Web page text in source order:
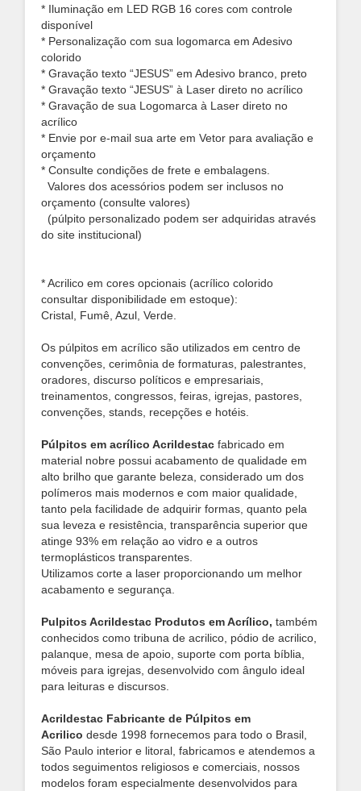
* Iluminação em LED RGB 16 cores com controle
disponível
* Personalização com sua logomarca em Adesivo
colorido
* Gravação texto “JESUS” em Adesivo branco, preto
* Gravação texto “JESUS” à Laser direto no acrílico
* Gravação de sua Logomarca à Laser direto no
acrílico
* Envie por e-mail sua arte em Vetor para avaliação e
orçamento
* Consulte condições de frete e embalagens.
Valores dos acessórios podem ser inclusos no
orçamento (consulte valores)
(púlpito personalizado podem ser adquiridas através
do site institucional)
* Acrilico em cores opcionais (acrílico colorido
consultar disponibilidade em estoque):
Cristal, Fumê, Azul, Verde.
Os púlpitos em acrílico são utilizados em centro de
convenções, cerimônia de formaturas, palestrantes,
oradores, discurso políticos e empresariais,
treinamentos, congressos, feiras, igrejas, pastores,
convenções, stands, recepções e hotéis.
Púlpitos em acrílico Acrildestac fabricado em
material nobre possui acabamento de qualidade em
alto brilho que garante beleza, considerado um dos
polímeros mais modernos e com maior qualidade,
tanto pela facilidade de adquirir formas, quanto pela
sua leveza e resistência, transparência superior que
atinge 93% em relação ao vidro e a outros
termoplásticos transparentes.
Utilizamos corte a laser proporcionando um melhor
acabamento e segurança.
Pulpitos Acrildestac Produtos em Acrílico, também
conhecidos como tribuna de acrilico, pódio de acrilico,
palanque, mesa de apoio, suporte com porta bíblia,
móveis para igrejas, desenvolvido com ângulo ideal
para leituras e discursos.
Acrildestac Fabricante de Púlpitos em
Acrilico desde 1998 fornecemos para todo o Brasil,
São Paulo interior e litoral, fabricamos e atendemos a
todos seguimentos religiosos e comerciais, nossos
modelos foram especialmente desenvolvidos para